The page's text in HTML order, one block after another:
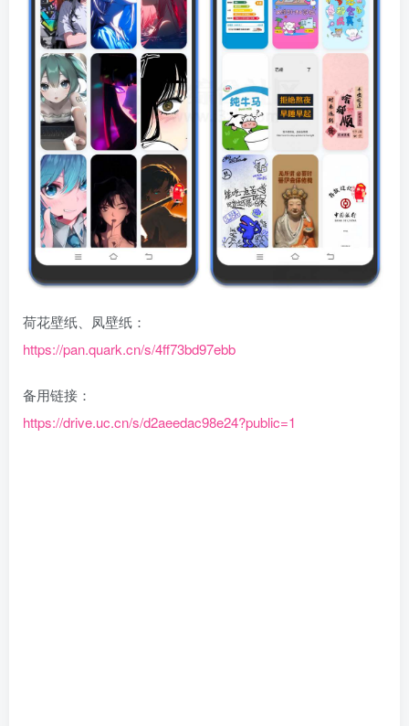
荷花壁纸、凤壁纸：
https://pan.quark.cn/s/4ff73bd97ebb
备用链接：
https://drive.uc.cn/s/d2aeedac98e24?public=1